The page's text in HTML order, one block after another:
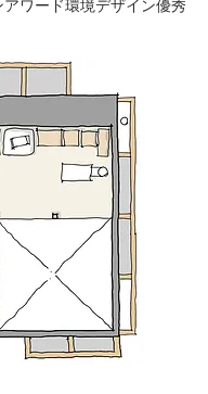
アワード環境デザイン優秀